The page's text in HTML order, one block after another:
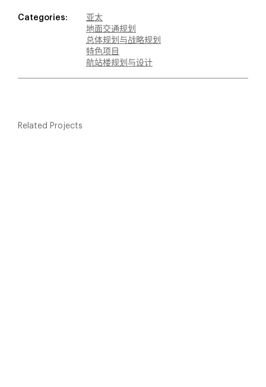
Categories:
亚太
地面交通规划
总体规划与战略规划
特色项目
航站楼规划与设计
Related Projects